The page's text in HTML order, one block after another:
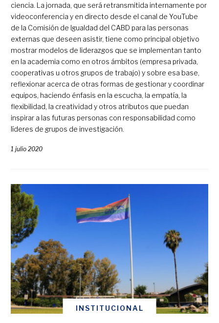
ciencia. La jornada, que será retransmitida internamente por
videoconferencia y en directo desde el canal de YouTube
de la Comisión de Igualdad del CABD para las personas
externas que deseen asistir, tiene como principal objetivo
mostrar modelos de liderazgos que se implementan tanto
en la academia como en otros ámbitos (empresa privada,
cooperativas u otros grupos de trabajo) y sobre esa base,
reflexionar acerca de otras formas de gestionar y coordinar
equipos, haciendo énfasis en la escucha, la empatía, la
flexibilidad, la creatividad y otros atributos que puedan
inspirar a las futuras personas con responsabilidad como
líderes de grupos de investigación.
1 julio 2020
INSTITUCIONAL